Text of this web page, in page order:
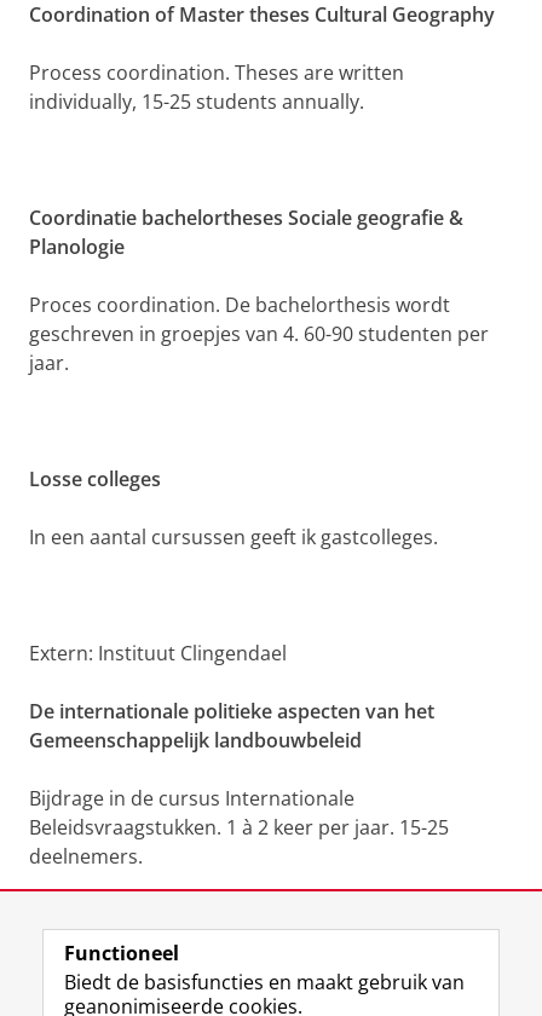
Coordination of Master theses Cultural Geography
Process coordination. Theses are written
individually, 15-25 students annually.
Coordinatie bachelortheses Sociale geografie &
Planologie
Proces coordination. De bachelorthesis wordt
geschreven in groepjes van 4. 60-90 studenten per
jaar.
Losse colleges
In een aantal cursussen geeft ik gastcolleges.
Extern: Instituut Clingendael
De internationale politieke aspecten van het
Gemeenschappelijk landbouwbeleid
Bijdrage in de cursus Internationale
Beleidsvraagstukken. 1 à 2 keer per jaar. 15-25
deelnemers.
Laatst gewijzigd: 25 juni 2022 16:20
Functioneel
Biedt de basisfuncties en maakt gebruik van
geanonimiseerde cookies.